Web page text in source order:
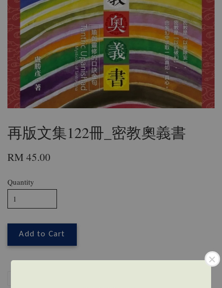
再版文集122冊_密教奧義書
RM 45.00
Quantity
Add to Cart